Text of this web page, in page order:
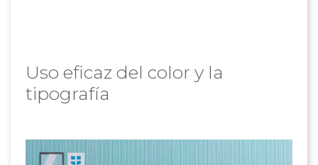
Uso eficaz del color y la
tipografía